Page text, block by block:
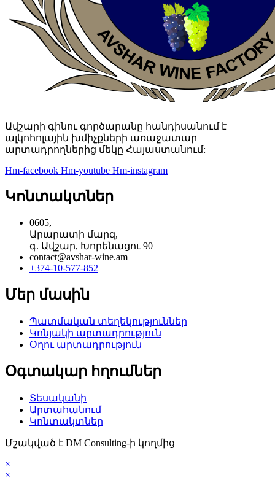
Ավշարի գինու գործարանը հանդիսանում է
ալկոհոլային խմիչքների առաջատար
արտադրողներից մեկը Հայաստանում:
Hm-facebook Hm-youtube Hm-instagram
Կոնտակտներ
0605,
Արարատի մարզ,
գ. Ավշար, Խորենացու 90
contact@avshar-wine.am
+374-10-577-852
Մեր մասին
Պատմական տեղեկություններ
Կոնյակի արտադրություն
Օղու արտադրություն
Օգտակար հղումներ
Տեսականի
Արտահանում
Կոնտակտներ
Մշակված է DM Consulting-ի կողմից
×
×